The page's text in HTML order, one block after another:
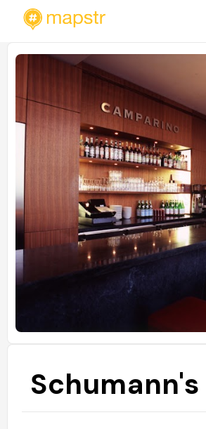
Schumann's